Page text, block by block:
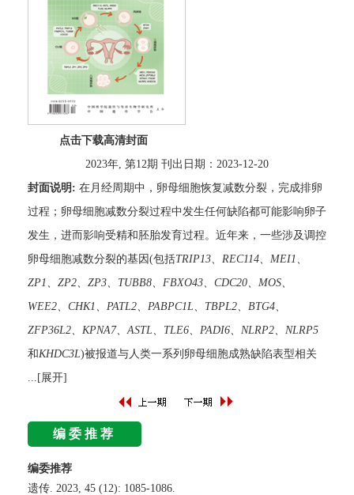
点击下载高清封面
2023年, 第12期 刊出日期：2023-12-20
封面说明: 在月经周期中，卵母细胞恢复减数分裂，完成排卵
过程；卵母细胞减数分裂过程中发生任何缺陷都可能影响卵子
发生，进而影响受精和胚胎发育过程。近年来，一些涉及调控
卵母细胞减数分裂的基因(包括TRIP13、REC114、MEI1、
ZP1、ZP2、ZP3、TUBB8、FBXO43、CDC20、MOS、
WEE2、CHK1、PATL2、PABPC1L、TBPL2、BTG4、
ZFP36L2、KPNA7、ASTL、TLE6、PADI6、NLRP2、NLRP5
和KHDC3L)被报道与人类一系列卵母细胞成熟缺陷表型相关
...[展开]
编委推荐
编委推荐
遗传. 2023, 45 (12): 1085-1086.